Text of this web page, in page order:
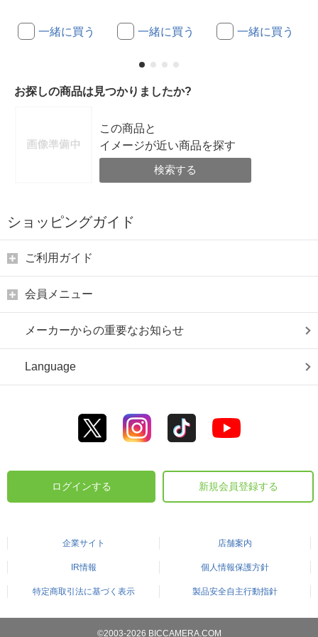
一緒に買う 一緒に買う 一緒に買う
お探しの商品は見つかりましたか?
この商品と
イメージが近い商品を探す
検索する
ショッピングガイド
ご利用ガイド
会員メニュー
メーカーからの重要なお知らせ
Language
ログインする 新規会員登録する
企業サイト 店舗案内
IR情報 個人情報保護方針
特定商取引法に基づく表示 製品安全自主行動指針
©2003-2026 BICCAMERA.COM